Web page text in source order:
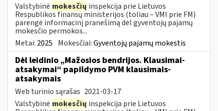
Valstybinė mokesčių inspekcija prie Lietuvos
Respublikos finansų ministerijos (toliau – VMI prie FM)
parengė informacinį pranešimą dėl gyventojų pajamų
mokesčio permokos...
Metai: 2025 Mokesčiai:Gyventojų pajamų mokestis
Dėl leidinio „Mažosios bendrijos. Klausimai-
atsakymai“ papildymo PVM klausimais-
atsakymais
Web turinio sąrašas 2021-03-17
Valstybinė mokesčių inspekcija prie Lietuvos